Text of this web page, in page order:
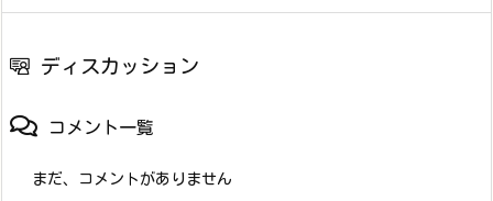
ディスカッション
コメント一覧
まだ、コメントがありません